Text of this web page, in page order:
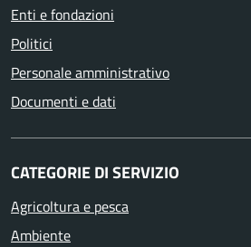
Enti e fondazioni
Politici
Personale amministrativo
Documenti e dati
CATEGORIE DI SERVIZIO
Agricoltura e pesca
Ambiente